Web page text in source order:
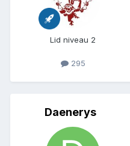
Lid niveau 2
295
Daenerys